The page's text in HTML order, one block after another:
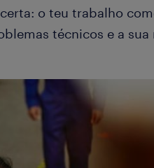
o teu trabalho
técnicos e a sua